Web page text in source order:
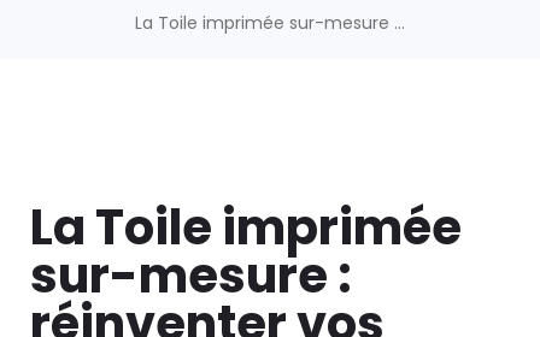
La Toile imprimée sur-mesure ...
La Toile imprimée
sur-mesure :